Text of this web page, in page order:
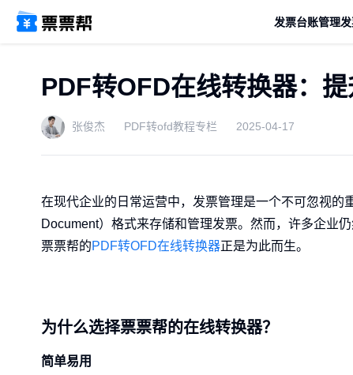
发票台账管理
PDF转OFD在线转换器：
张俊杰 PDF转ofd教程专栏 2025-04-17
在现代企业的日常运营中，发票管理是一个不可忽视
Document）格式来存储和管理发票。然而，许多企业
票票帮的PDF转OFD在线转换器正是为此而生。
为什么选择票票帮的在线转换器？
简单易用